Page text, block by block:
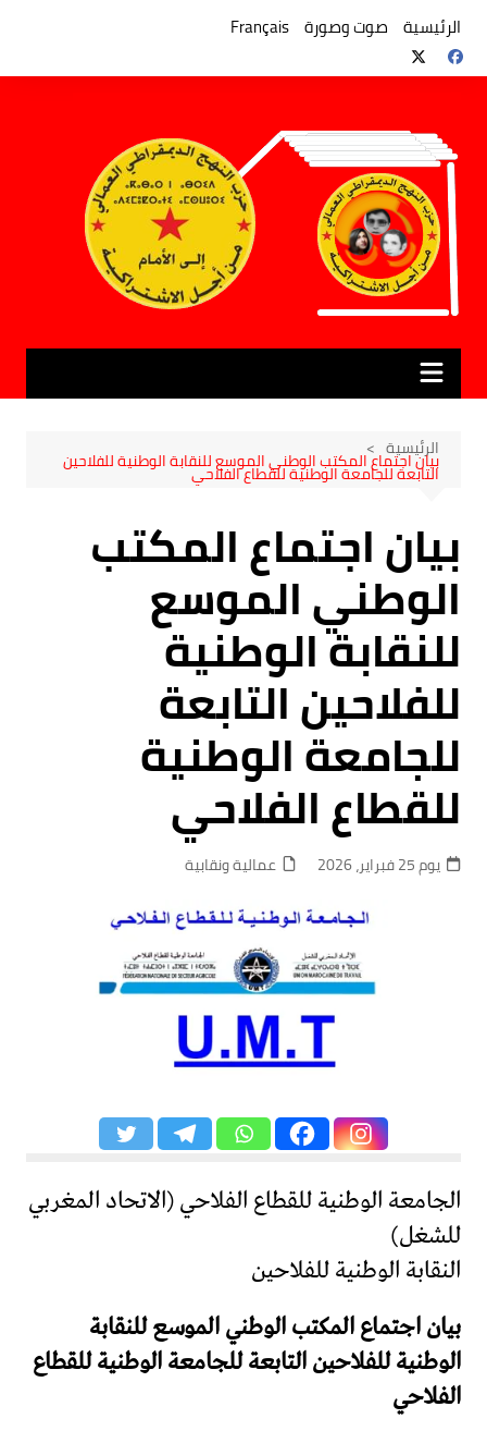
المحتوى
الرئيسية صوت وصورة Français
الرئيسية
بيان اجتماع المكتب الوطني الموسع للنقابة الوطنية للفلاحين
التابعة للجامعة الوطنية للقطاع الفلاحي
بيان اجتماع المكتب
الوطني الموسع
للنقابة الوطنية
للفلاحين التابعة
للجامعة الوطنية
للقطاع الفلاحي
يوم 25 فبراير، 2026 عمالية ونقابية
الجامعة الوطنية للقطاع الفلاحي (الاتحاد المغربي
للشغل)
النقابة الوطنية للفلاحين
بيان اجتماع المكتب الوطني الموسع للنقابة
الوطنية للفلاحين التابعة للجامعة الوطنية للقطاع
الفلاحي